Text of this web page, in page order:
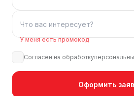
У меня есть промокод
Согласен на обработку
Оформить